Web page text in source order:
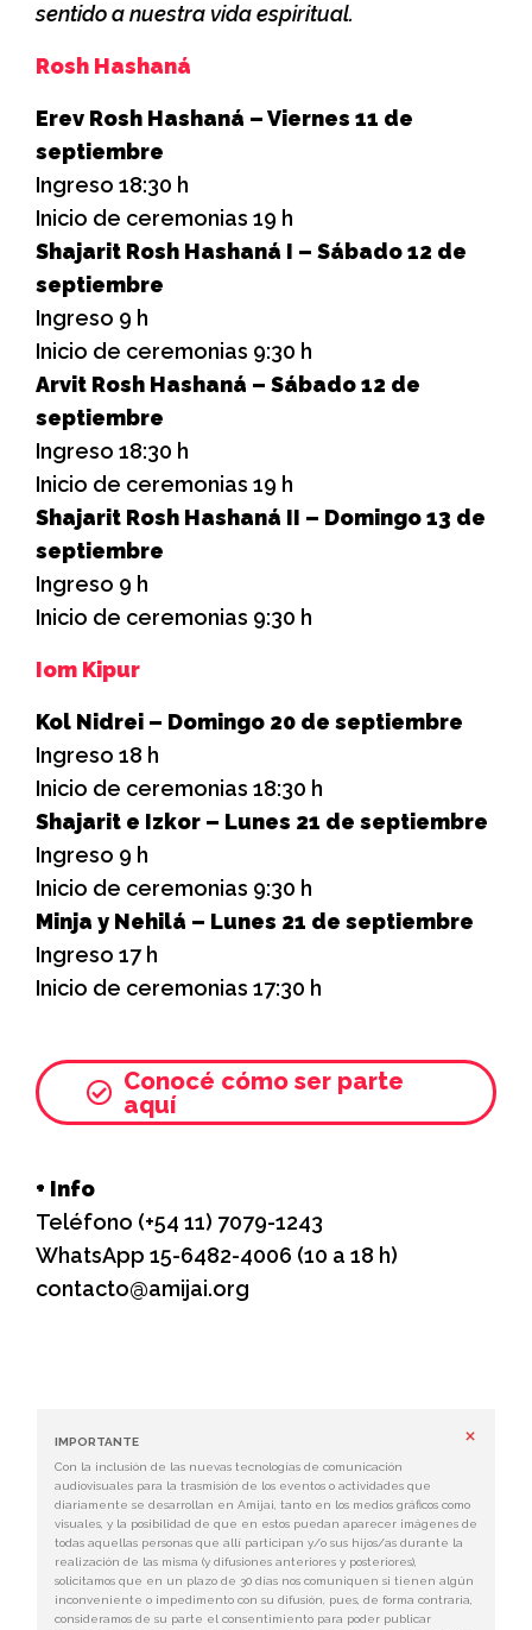
sentido a nuestra vida espiritual.
Rosh Hashaná
Erev Rosh Hashaná – Viernes 11 de
septiembre
Ingreso 18:30 h
Inicio de ceremonias 19 h
Shajarit Rosh Hashaná I – Sábado 12 de
septiembre
Ingreso 9 h
Inicio de ceremonias 9:30 h
Arvit Rosh Hashaná – Sábado 12 de
septiembre
Ingreso 18:30 h
Inicio de ceremonias 19 h
Shajarit Rosh Hashaná II – Domingo 13 de
septiembre
Ingreso 9 h
Inicio de ceremonias 9:30 h
Iom Kipur
Kol Nidrei – Domingo 20 de septiembre
Ingreso 18 h
Inicio de ceremonias 18:30 h
Shajarit e Izkor – Lunes 21 de septiembre
Ingreso 9 h
Inicio de ceremonias 9:30 h
Minja y Nehilá – Lunes 21 de septiembre
Ingreso 17 h
Inicio de ceremonias 17:30 h
Conocé cómo ser parte
aquí
+ Info
Teléfono (+54 11) 7079-1243
WhatsApp 15-6482-4006 (10 a 18 h)
contacto@amijai.org
IMPORTANTE
Con la inclusión de las nuevas tecnologías de comunicación
audiovisuales para la trasmisión de los eventos o actividades que
diariamente se desarrollan en Amijai, tanto en los medios gráficos como
visuales, y la posibilidad de que en estos puedan aparecer imágenes de
todas aquellas personas que allí participan y/o sus hijos/as durante la
realización de las misma (y difusiones anteriores y posteriores),
solicitamos que en un plazo de 30 días nos comuniquen si tienen algún
inconveniente o impedimento con su difusión, pues, de forma contraria,
consideramos de su parte el consentimiento para poder publicar
×